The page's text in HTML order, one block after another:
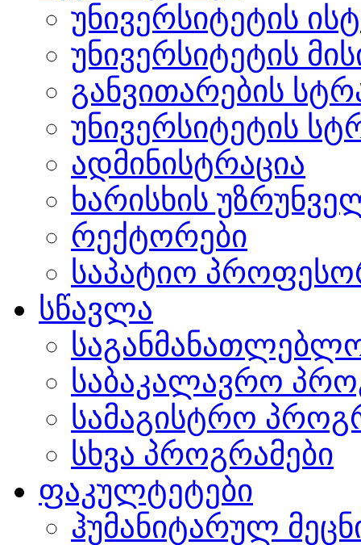
უნივერსიტეტის
უნივერსიტეტის
განვითარების
უნივერსიტეტის
ადმინისტრაცია
ხარისხის
რექტორები
საპატიო
სწავლა
საბაკალავრო
სამაგისტრო
სხვა პროგრამები
ფაკულტეტები
ჰუმანიტარულ